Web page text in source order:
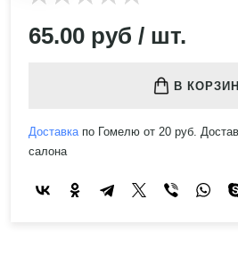
65.00 руб / шт.
В
Доставкапо Гомелю от 20 руб.
салона